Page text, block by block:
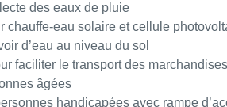
des eaux de pluie
chauffe-eau solaire et cellule
d’eau au niveau du sol
faciliter le transport des
âgées
handicapées avec rampe